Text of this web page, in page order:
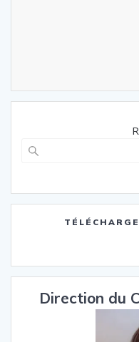
Direction du